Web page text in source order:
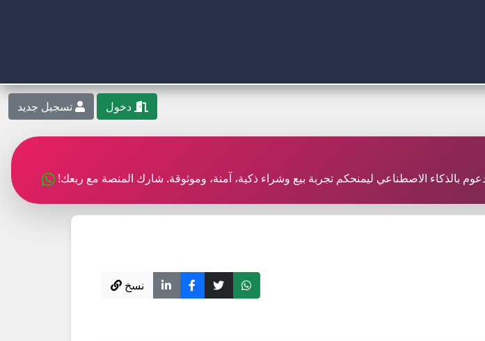
دخول تسجيل جديد
بالذكاء الاصطناعي ليمنحكم تجربة بيع وشراء ذكية، آمنة، وموثوقة. شارك المنصة مع ربعك!
نسخ